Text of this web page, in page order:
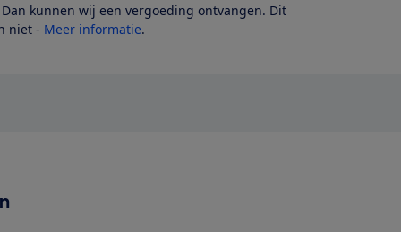
kunnen wij een vergoeding ontvangen. Dit
niet - Meer informatie.